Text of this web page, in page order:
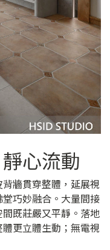
心流動
牆貫穿整體，延展視
巧妙融合。大量間接
既莊嚴又平靜。落地
更立體生動；無電視